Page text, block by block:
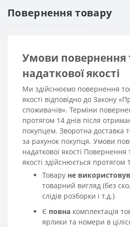
Повернення товару
Умови повернення
надаткової якості
Ми здійснюємо повернення
якості відповідно до Закону
споживачів». Терміни
протягом 14 днів після
покупцем. Зворотна доставка
за рахунок покупця. Умови
надаткової якості Повернення
якості здійснюється протягом
Товару не
товарний вигляд (без
слідів розборки і т.д.)
Є повна комплектація
ярлики та номери в